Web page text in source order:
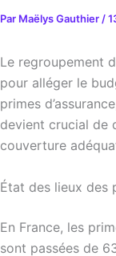
Par Maëlys Gauthier /
Le regroupement
pour alléger le
primes
devient crucial de
couverture
État des lieux des
En France, les
sont passées de